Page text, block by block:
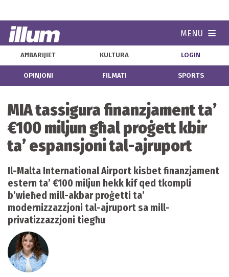
MENU
AĦBARIJIET KULTURA LOGIN
OPINJONI FILMATI SPORTS
MIA tassigura finanzjament ta’
€100 miljun għal proġett kbir
ta’ espansjoni tal-ajruport
Il-Malta International Airport kisbet finanzjament
estern ta’ €100 miljun hekk kif qed tkompli
b’wieħed mill-akbar proġetti ta’
modernizzazzjoni tal-ajruport sa mill-
privatizzazzjoni tiegħu